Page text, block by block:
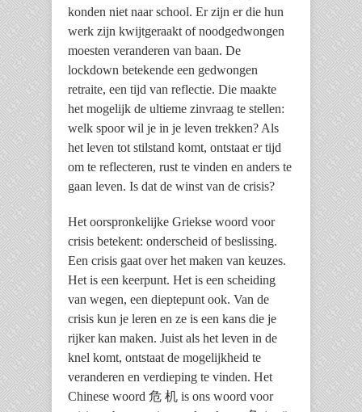
konden niet naar school. Er zijn er die hun
werk zijn kwijtgeraakt of noodgedwongen
moesten veranderen van baan. De
lockdown betekende een gedwongen
retraite, een tijd van reflectie. Die maakte
het mogelijk de ultieme zinvraag te stellen:
welk spoor wil je in je leven trekken? Als
het leven tot stilstand komt, ontstaat er tijd
om te reflecteren, rust te vinden en anders te
gaan leven. Is dat de winst van de crisis?
Het oorspronkelijke Griekse woord voor
crisis betekent: onderscheid of beslissing.
Een crisis gaat over het maken van keuzes.
Het is een keerpunt. Het is een scheiding
van wegen, een dieptepunt ook. Van de
crisis kun je leren en ze is een kans die je
rijker kan maken. Juist als het leven in de
knel komt, ontstaat de mogelijkheid te
veranderen en verdieping te vinden. Het
Chinese woord 危 机 is ons woord voor